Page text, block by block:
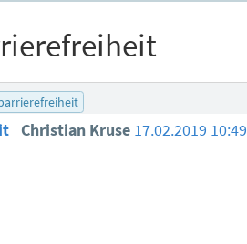
Christian Kruse 17.02.2019 10:49